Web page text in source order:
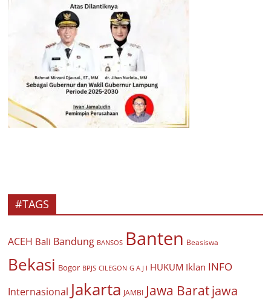
#TAGS
ACEH Bali Bandung BANSOS Banten Beasiswa
Bekasi Bogor BPJS CILEGON G A J I HUKUM Iklan INFO
Internasional Jakarta JAMBI Jawa Baratjawa